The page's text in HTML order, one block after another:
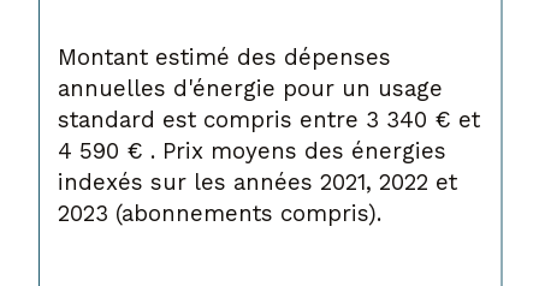
Montant estimé des dépenses
annuelles d'énergie pour un usage
standard est compris entre 3 340 € et
4 590 € . Prix moyens des énergies
indexés sur les années 2021, 2022 et
2023 (abonnements compris).